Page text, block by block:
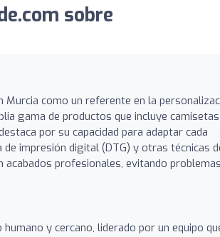
sobre
Murcia como un referente en la
gama de productos que incluye
por su capacidad para adaptar cada
impresión digital (DTG) y otras técnicas
profesionales, evitando problemas
y cercano, liderado por un equipo